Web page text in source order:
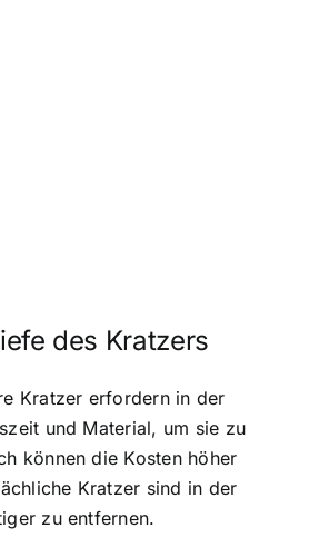
des Kratzers
Kratzer erfordern in der
und Material, um sie zu
können die Kosten höher
Kratzer sind in der
zu entfernen.